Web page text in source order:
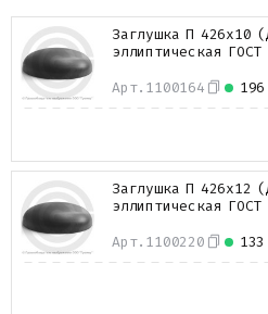
Переходы
Тройники
Заглушки
Задвижки
Краны
Фильтры
Компенсаторы
Фасонные части
Крепеж
Прокладки и уплотнения
Арт. 1100164
Заглушка П 426х10
эллиптическая ГОСТ
Арт. 1100220
Заглушка П 426х12
эллиптическая ГОСТ